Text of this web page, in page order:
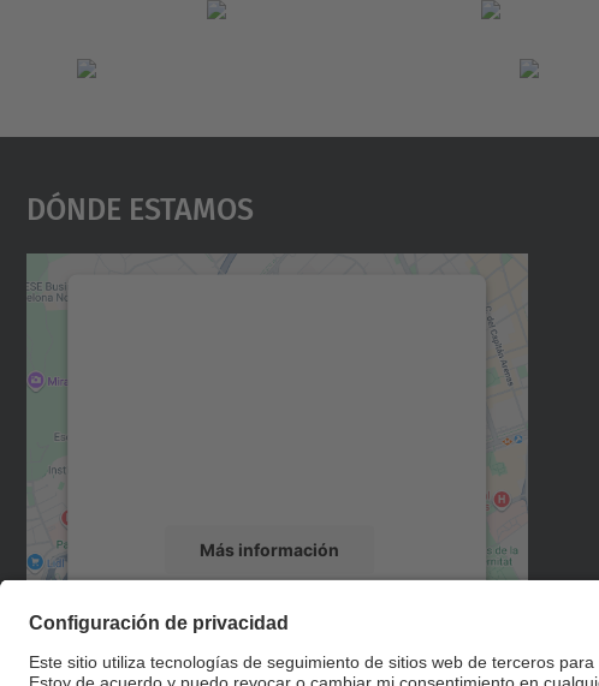
Dónde Estamos
Más información
Aceptar
powered by Usercentrics Consent
Management Platform